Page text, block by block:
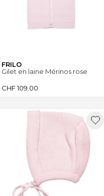
FRILO
Gilet en laine Mérinos rose
CHF109.00